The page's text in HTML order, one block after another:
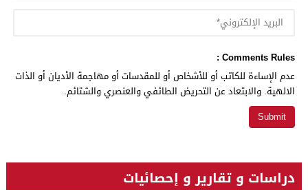
Comments Rules :
عدم الإساءة للكاتب أو للأشخاص أو للمقدسات أو مهاجمة الأديان أو الذات
الالهية. والابتعاد عن التحريض الطائفي والعنصري والشتائم.
دراسات و تقارير و إحصائيات